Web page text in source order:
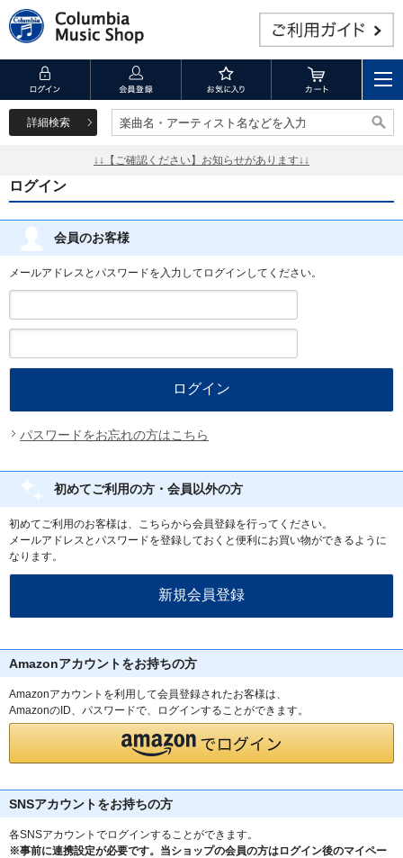
詳細検索 楽曲名・アーティスト名などを入力
楽曲名・アーティスト名などを入力
↓↓【ご確認ください】お知らせがあります↓↓
ログイン
会員のお客様
メールアドレスとパスワードを入力してログインしてください。
パスワードをお忘れの方はこちら
初めてご利用の方・会員以外の方
初めてご利用のお客様は、こちらから会員登録を行ってください。
メールアドレスとパスワードを登録しておくと便利にお買い物ができるように
なります。
Amazonアカウントをお持ちの方
Amazonアカウントを利用して会員登録されたお客様は、
AmazonのID、パスワードで、ログインすることができます。
SNSアカウントをお持ちの方
各SNSアカウントでログインすることができます。
※事前に連携設定が必要です。当ショップの会員の方はログイン後のマイペー